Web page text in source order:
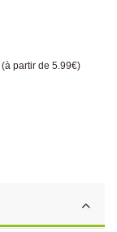
(à partir de 5.99€)